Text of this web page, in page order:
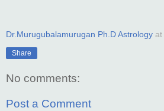
Dr.Murugubalamurugan Ph.D Astrology at
Share
No comments:
Post a Comment